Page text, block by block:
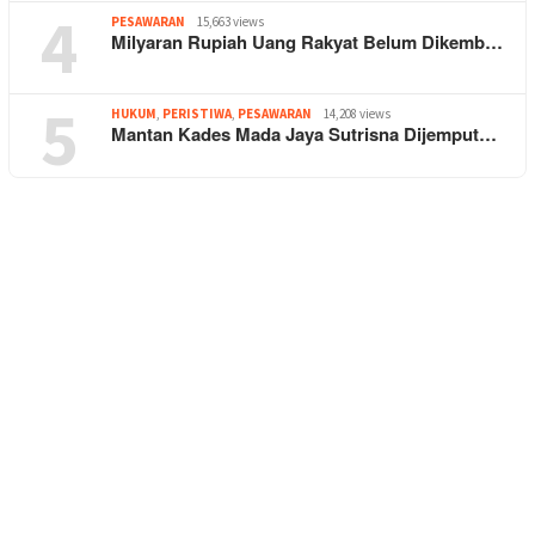
4 PESAWARAN 15,663 views
Milyaran Rupiah Uang Rakyat Belum Dikemb…
5 HUKUM PERISTIWA PESAWARAN 14,208 views
Mantan Kades Mada Jaya Sutrisna Dijemput…